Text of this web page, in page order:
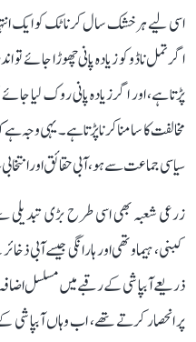
اسی لیے ہر خشک سال کرناٹک کو ایک
اگر تمل ناڈو کو زیادہ پانی چھوڑا جائے
پڑتا ہے، اور اگر زیادہ پانی روک لیا
مخالفت کا سامنا کرنا پڑتا ہے۔ یہی وجہ
سیاسی جماعت سے ہو، آبی حقائق اور
زرعی شعبہ بھی اسی طرح بڑی تبدیلی
کبنی، ہیماوتھی اور ہارانگی جیسے آبی
ذریعے آبپاشی کے رقبے میں مسلسل
پر انحصار کرتے تھے، اب وہاں آبپاشی کے